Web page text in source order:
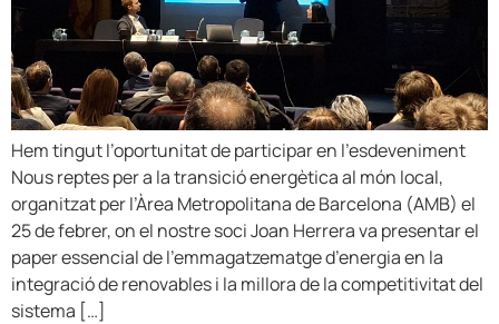
Hem tingut l’oportunitat de participar en l’esdeveniment
Nous reptes per a la transició energètica al món local,
organitzat per l’Àrea Metropolitana de Barcelona (AMB) el
25 de febrer, on el nostre soci Joan Herrera va presentar el
paper essencial de l’emmagatzematge d’energia en la
integració de renovables i la millora de la competitivitat del
sistema […]